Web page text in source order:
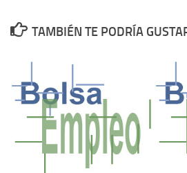
TAMBIÉN TE PODRÍA